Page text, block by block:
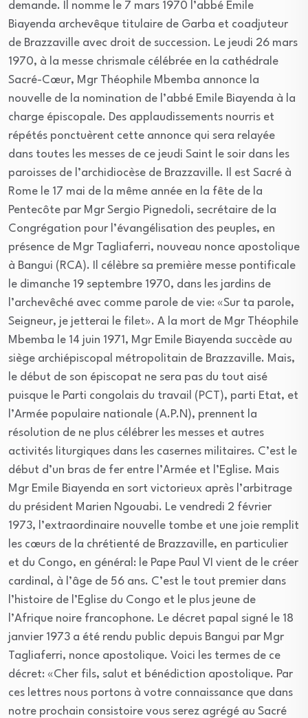
demande. Il nomme le 7 mars 1970 l’abbé Emile
Biayenda archevêque titulaire de Garba et coadjuteur
de Brazzaville avec droit de succession. Le jeudi 26 mars
1970, à la messe chrismale célébrée en la cathédrale
Sacré-Cœur, Mgr Théophile Mbemba annonce la
nouvelle de la nomination de l’abbé Emile Biayenda à la
charge épiscopale. Des applaudissements nourris et
répétés ponctuèrent cette annonce qui sera relayée
dans toutes les messes de ce jeudi Saint le soir dans les
paroisses de l’archidiocèse de Brazzaville. Il est Sacré à
Rome le 17 mai de la même année en la fête de la
Pentecôte par Mgr Sergio Pignedoli, secrétaire de la
Congrégation pour l’évangélisation des peuples, en
présence de Mgr Tagliaferri, nouveau nonce apostolique
à Bangui (RCA). Il célèbre sa première messe pontificale
le dimanche 19 septembre 1970, dans les jardins de
l’archevêché avec comme parole de vie: «Sur ta parole,
Seigneur, je jetterai le filet». A la mort de Mgr Théophile
Mbemba le 14 juin 1971, Mgr Emile Biayenda succède au
siège archiépiscopal métropolitain de Brazzaville. Mais,
le début de son épiscopat ne sera pas du tout aisé
puisque le Parti congolais du travail (PCT), parti Etat, et
l’Armée populaire nationale (A.P.N), prennent la
résolution de ne plus célébrer les messes et autres
activités liturgiques dans les casernes militaires. C’est le
début d’un bras de fer entre l’Armée et l’Eglise. Mais
Mgr Emile Biayenda en sort victorieux après l’arbitrage
du président Marien Ngouabi. Le vendredi 2 février
1973, l’extraordinaire nouvelle tombe et une joie remplit
les cœurs de la chrétienté de Brazzaville, en particulier
et du Congo, en général: le Pape Paul VI vient de le créer
cardinal, à l’âge de 56 ans. C’est le tout premier dans
l’histoire de l’Eglise du Congo et le plus jeune de
l’Afrique noire francophone. Le décret papal signé le 18
janvier 1973 a été rendu public depuis Bangui par Mgr
Tagliaferri, nonce apostolique. Voici les termes de ce
décret: «Cher fils, salut et bénédiction apostolique. Par
ces lettres nous portons à votre connaissance que dans
notre prochain consistoire vous serez agrégé au Sacré